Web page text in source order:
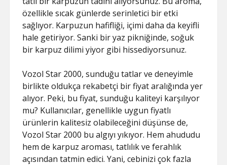
özellikle sıcak günlerde serinletici bir etki
sağlıyor. Karpuzun hafifliği, içimi daha da keyifli
hale getiriyor. Sanki bir yaz pikniğinde, soğuk
bir karpuz dilimi yiyor gibi hissediyorsunuz.
Vozol Star 2000, sunduğu tatlar ve deneyimle
birlikte oldukça rekabetçi bir fiyat aralığında yer
alıyor. Peki, bu fiyat, sunduğu kaliteyi karşılıyor
mu? Kullanıcılar, genellikle uygun fiyatlı
ürünlerin kalitesiz olabileceğini düşünse de,
Vozol Star 2000 bu algıyı yıkıyor. Hem ahududu
hem de karpuz aroması, tatlılık ve ferahlık
açısından tatmin edici. Yani, cebinizi çok fazla